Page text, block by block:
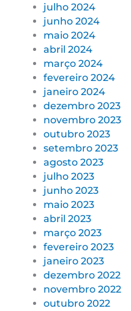
julho 2024
junho 2024
maio 2024
abril 2024
março 2024
fevereiro 2024
janeiro 2024
dezembro 2023
novembro 2023
outubro 2023
setembro 2023
agosto 2023
julho 2023
junho 2023
maio 2023
abril 2023
março 2023
fevereiro 2023
janeiro 2023
dezembro 2022
novembro 2022
outubro 2022